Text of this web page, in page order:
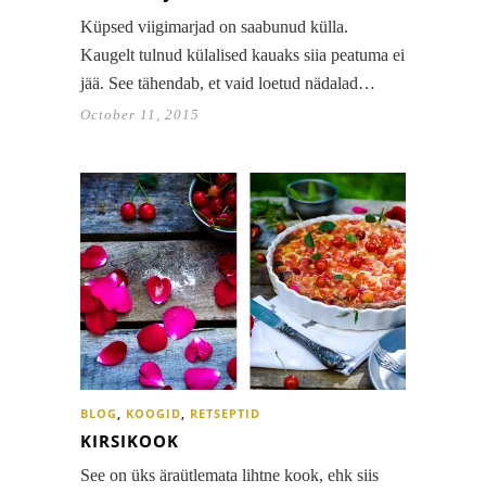
Küpsed viigimarjad on saabunud külla.
Kaugelt tulnud külalised kauaks siia peatuma ei
jää. See tähendab, et vaid loetud nädalad…
October 11, 2015
BLOG, KOOGID, RETSEPTID
KIRSIKOOK
See on üks äraütlemata lihtne kook, ehk siis